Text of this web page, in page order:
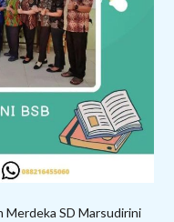
SD Marsudirini